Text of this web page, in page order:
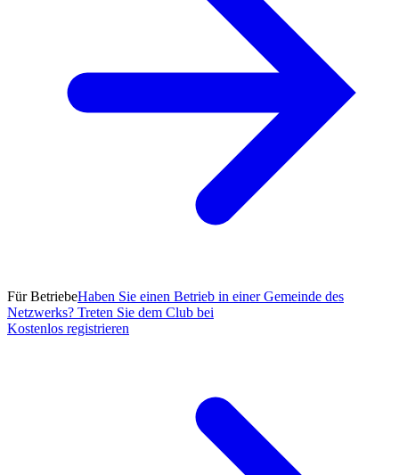
Für BetriebeHaben Sie einen Betrieb in einer Gemeinde des
Netzwerks? Treten Sie dem Club bei
Kostenlos registrieren